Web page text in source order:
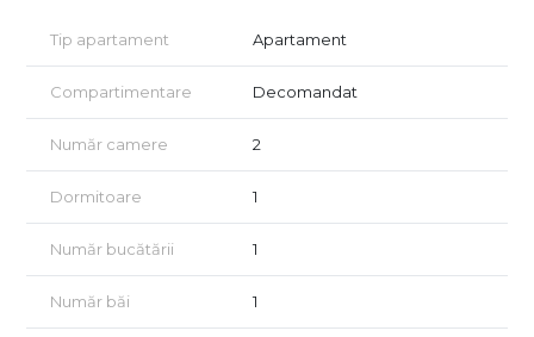
Silvia: 0741 182 377
Agenția Imobiliară Silvacassa Start
Tip apartament Apartament
Compartimentare Decomandat
Număr camere 2
Dormitoare 1
Număr bucătării 1
Număr băi 1